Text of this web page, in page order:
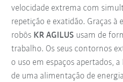
velocidade extrema com
repetição e exatidão. Graças
robôs KR AGILUS usam de
trabalho. Os seus contornos
o uso em espaços apertados,
de uma alimentação de